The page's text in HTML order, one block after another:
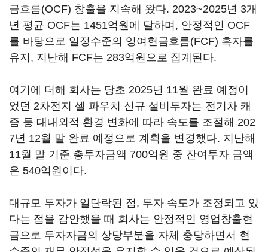
금흐름(OCF) 창출을 지속해 왔다. 2023~2025년 3개
년 평균 OCF는 1451억원에 달하며, 안정적인 OCF
를 바탕으로 일정수준의 잉여현금흐름(FCF) 흑자를
유지, 지난해 FCF는 283억원으로 집계된다.
여기에 더해 회사는 당초 2025년 11월 완료 예정이
었던 2차전지 셀 파우치 신규 설비투자는 전기차 캐
즘 등 대내외적 환경 변화에 따라 속도를 조절해 202
7년 12월 말 완료 예정으로 계획을 변경했다. 지난해
11월 말 기준 총투자금액 700억원 중 잔여투자 금액
은 540억원이다.
대규모 투자가 일단락된 점, 투자 속도가 조정되고 있
다는 점을 감안했을 때 회사는 안정적인 영업창출현
금으로 투자자금의 상당부분을 자체 충당하면서 현